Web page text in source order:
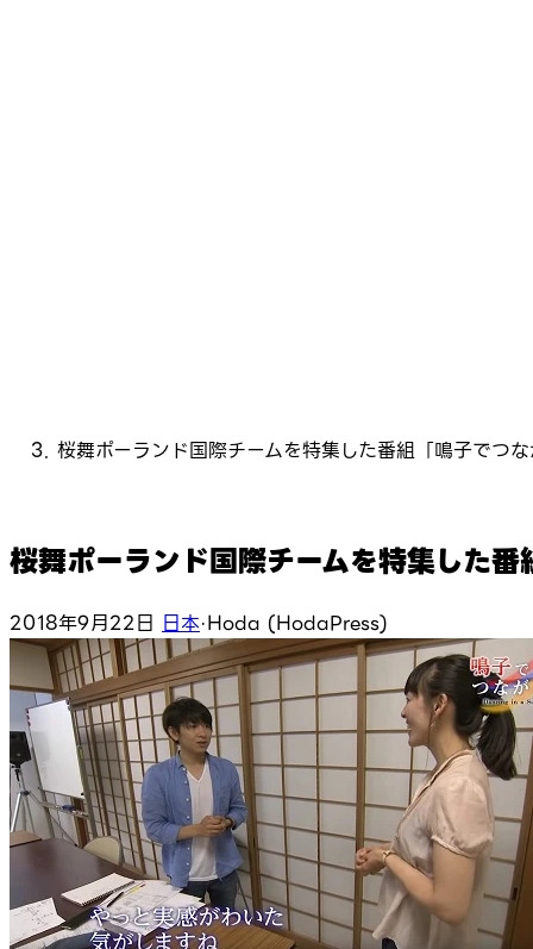
桜舞ポーランド国際チームを特集した番組「鳴子でつ
桜舞ポーランド国際チームを特集した
2018年9月22日 日本·Hoda (HodaPress)